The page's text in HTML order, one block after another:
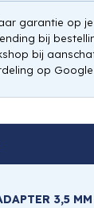
garantie op
bij
bij
op
3,5